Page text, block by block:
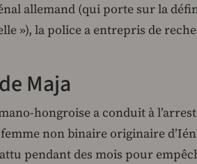
allemand (qui porte sur la
»), la police a entrepris de
Maja
hongroise a conduit à
femme non binaire originaire
pendant des mois pour